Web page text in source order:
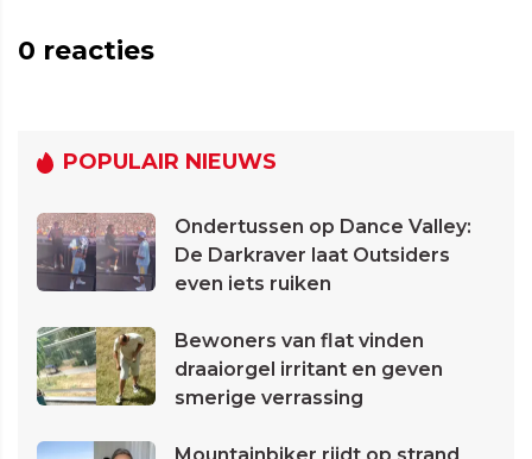
0 reacties
POPULAIR NIEUWS
Ondertussen op Dance Valley:
De Darkraver laat Outsiders
even iets ruiken
Bewoners van flat vinden
draaiorgel irritant en geven
smerige verrassing